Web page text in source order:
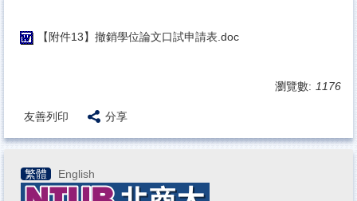
【附件13】撤銷學位論文口試申請表.doc
瀏覽數: 1176
友善列印 分享
繁體 English